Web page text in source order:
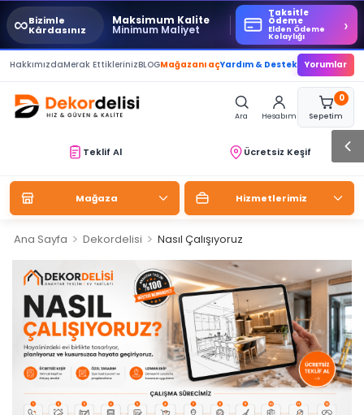
∞Bizimle
Kârdasınız
Maksimum Kalite
Minimum Maliyet
Taksitle
Ödeme
Elden Ödeme
Kolaylığı
›
HakkımızdaMerak EttiklerinizBLOGMağazanı açYardım & Destek Yorumlar
Ara Hesabım
0
Sepetim
Teklif Al Ücretsiz Keşif
Mağaza Hizmetlerimiz
Ana Sayfa > Dekordelisi > Nasıl Çalışıyoruz